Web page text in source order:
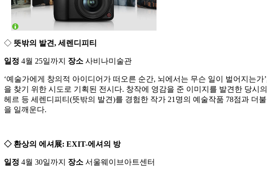
◇ 뜻밖의 발견, 세렌디피티
일정 4월 25일까지 장소 사비나미술관
‘예술가에게 창의적 아이디어가 떠오른 순간, 뇌에서는 무슨 일이 벌어지는
을 찾기 위한 시도로 기획된 전시다. 창작에 영감을 준 이미지를 발견한 당
헤르 등 세렌디피티(뜻밖의 발견)를 경험한 작가 21명의 예술작품 78점과
을 일깨운다.
◇ 환상의 에셔展: EXIT-에셔의 방
일정 4월 30일까지 장소 서울웨이브아트센터